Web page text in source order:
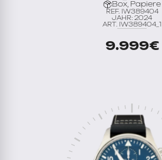
Box, Papiere
REF. IW389404
JAHR: 2024
ART. IW389404_1
9.999€